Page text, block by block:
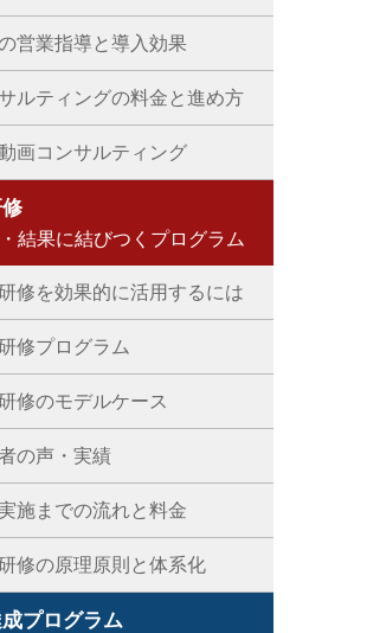
営業指導と導入効果
ルティングの料金と進め方
画コンサルティング
結果に結びつくプログラム
修を効果的に活用するには
修プログラム
修のモデルケース
の声・実績
施までの流れと料金
修の原理原則と体系化
成プログラム